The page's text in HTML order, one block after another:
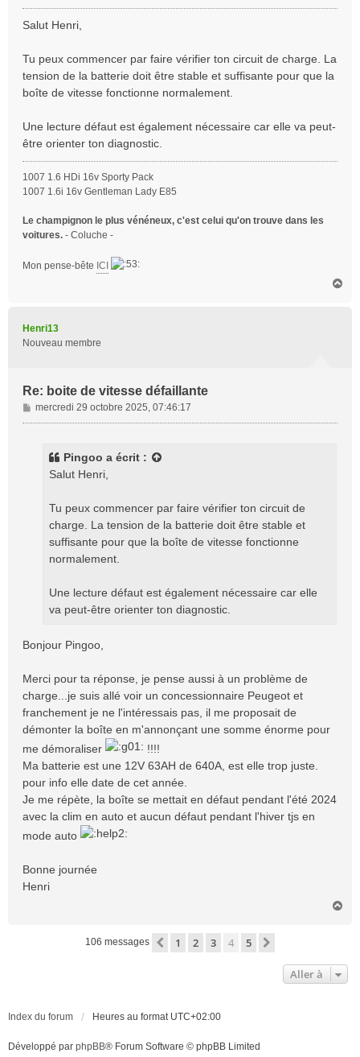
e
s
g
e
Salut Henri,
Tu peux commencer par faire vérifier ton circuit de charge. La
tension de la batterie doit être stable et suffisante pour que la
boîte de vitesse fonctionne normalement.
Une lecture défaut est également nécessaire car elle va peut-
être orienter ton diagnostic.
1007 1.6 HDi 16v Sporty Pack
1007 1.6i 16v Gentleman Lady E85
Le champignon le plus vénéneux, c'est celui qu'on trouve dans les
voitures. - Coluche -
Mon pense-bête ICI
Henri13
Nouveau membre
Re: boite de vitesse défaillante
M
e
mercredi 29 octobre 2025, 07:46:17
Pingoo a écrit :
Salut Henri,
Tu peux commencer par faire vérifier ton circuit de
charge. La tension de la batterie doit être stable et
suffisante pour que la boîte de vitesse fonctionne
normalement.
Une lecture défaut est également nécessaire car elle
va peut-être orienter ton diagnostic.
Bonjour Pingoo,
Merci pour ta réponse, je pense aussi à un problème de
charge...je suis allé voir un concessionnaire Peugeot et
franchement je ne l'intéressais pas, il me proposait de
démonter la boîte en m'annonçant une somme énorme pour
me démoraliser
!!!!
Ma batterie est une 12V 63AH de 640A, est elle trop juste.
pour info elle date de cet année.
Je me répète, la boîte se mettait en défaut pendant l'été 2024
avec la clim en auto et aucun défaut pendant l'hiver tjs en
mode auto
Bonne journée
Henri
106 messages Précédente
1 2 3 4 5
Aller à
Index du forum Heures au format UTC+02:00
Développé par phpBB® Forum Software © phpBB Limited